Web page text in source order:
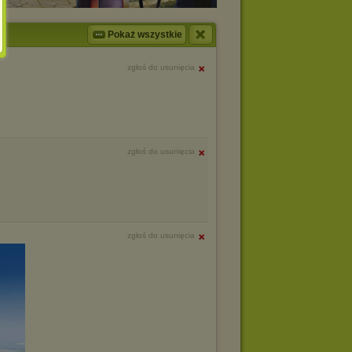
Pokaż wszystkie
zgłoś do usunięcia
zgłoś do usunięcia
zgłoś do usunięcia